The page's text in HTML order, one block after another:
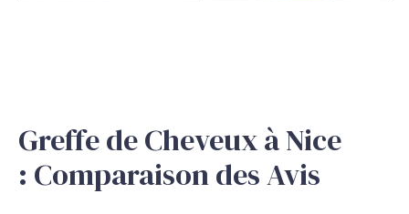
Greffe de Cheveux à Nice
: Comparaison des Avis